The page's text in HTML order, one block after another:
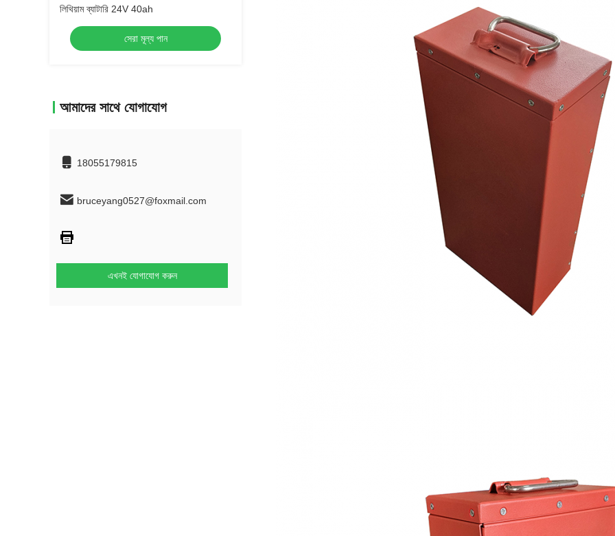
লিথিয়াম ব্যাটারি 24V 40ah
সেরা মূল্য পান
আমাদের সাথে যোগাযোগ
18055179815
bruceyang0527@foxmail.com
এখনই যোগাযোগ করুন